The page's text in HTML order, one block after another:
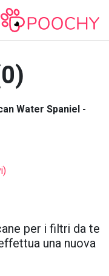
Water Spaniel -
per i filtri da te
una nuova